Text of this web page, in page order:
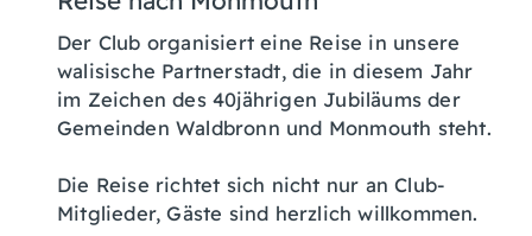
Der Club organisiert eine Reise in unsere
walisische Partnerstadt, die in diesem Jahr
im Zeichen des 40jährigen Jubiläums der
Gemeinden Waldbronn und Monmouth steht.
Die Reise richtet sich nicht nur an Club-
Mitglieder, Gäste sind herzlich willkommen.